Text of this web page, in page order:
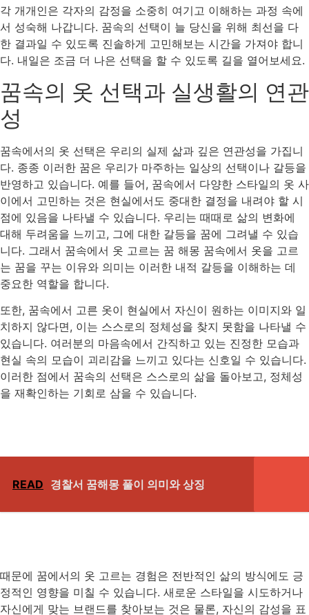
각 개개인은 각자의 감정을 소중히 여기고 이해하는 과정 속에
서 성숙해 나갑니다. 꿈속의 선택이 늘 당신을 위해 최선을 다
한 결과일 수 있도록 진솔하게 고민해보는 시간을 가져야 합니
다. 내일은 조금 더 나은 선택을 할 수 있도록 길을 열어보세요.
꿈속의 옷 선택과 실생활의 연관
성
꿈속에서의 옷 선택은 우리의 실제 삶과 깊은 연관성을 가집니
다. 종종 이러한 꿈은 우리가 마주하는 일상의 선택이나 갈등을
반영하고 있습니다. 예를 들어, 꿈속에서 다양한 스타일의 옷 사
이에서 고민하는 것은 현실에서도 중대한 결정을 내려야 할 시
점에 있음을 나타낼 수 있습니다. 우리는 때때로 삶의 변화에
대해 두려움을 느끼고, 그에 대한 갈등을 꿈에 그려낼 수 있습
니다. 그래서 꿈속에서 옷 고르는 꿈 해몽 꿈속에서 옷을 고르
는 꿈을 꾸는 이유와 의미는 이러한 내적 갈등을 이해하는 데
중요한 역할을 합니다.
또한, 꿈속에서 고른 옷이 현실에서 자신이 원하는 이미지와 일
치하지 않다면, 이는 스스로의 정체성을 찾지 못함을 나타낼 수
있습니다. 여러분의 마음속에서 간직하고 있는 진정한 모습과
현실 속의 모습이 괴리감을 느끼고 있다는 신호일 수 있습니다.
이러한 점에서 꿈속의 선택은 스스로의 삶을 돌아보고, 정체성
을 재확인하는 기회로 삼을 수 있습니다.
READ 경찰서 꿈해몽 풀이 의미와 상징
때문에 꿈에서의 옷 고르는 경험은 전반적인 삶의 방식에도 긍
정적인 영향을 미칠 수 있습니다. 새로운 스타일을 시도하거나
자신에게 맞는 브랜드를 찾아보는 것은 물론, 자신의 감성을 표